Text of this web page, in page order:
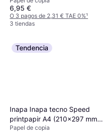
6,95 €
O 3 pagos de 2,31 € TAE 0%¹
3 tiendas
Tendencia
Inapa Inapa tecno Speed
printpapir A4 (210x297 mm)
500 ark Hvid 80g/m²
Papel de copia